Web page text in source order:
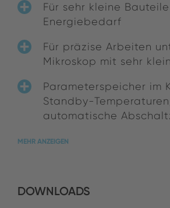
Für sehr kleine
Energiebedarf
Für präzise Arbeiten
Mikroskop mit sehr
Parameterspeicher im
Standby-
automatische
MEHR ANZEIGEN
DOWNLOADS